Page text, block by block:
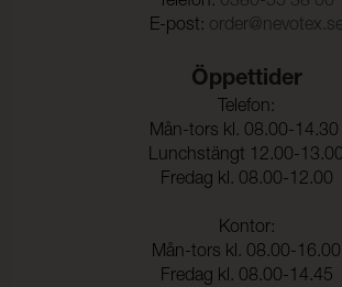
Färghärdighet mot
4-5 (ISO 105-
Tålighet hos ytfinish mot
sprickbildning i kallt
-40°C (EN 1876-
200 N (ISO
Sömskridning Väft: 200 N (ISO
E-post:
Öppettider
Telefon:
Mån-tors kl. 08.00-14.30
Lunchstängt 12.00-13.00
Fredag kl. 08.00-12.00
Kontor:
Mån-tors kl. 08.00-16.00
Fredag kl. 08.00-14.45